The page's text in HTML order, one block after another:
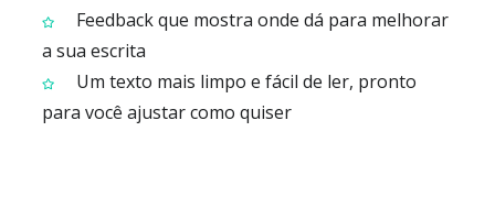
Feedback que mostra onde dá para melhorar
a sua escrita
Um texto mais limpo e fácil de ler, pronto
para você ajustar como quiser